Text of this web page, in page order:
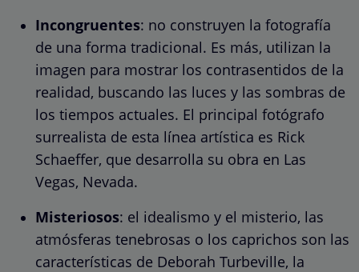
Incongruentes: no construyen la fotografía
de una forma tradicional. Es más, utilizan la
imagen para mostrar los contrasentidos de la
realidad, buscando las luces y las sombras de
los tiempos actuales. El principal fotógrafo
surrealista de esta línea artística es Rick
Schaeffer, que desarrolla su obra en Las
Vegas, Nevada.
Misteriosos: el idealismo y el misterio, las
atmósferas tenebrosas o los caprichos son las
características de Deborah Turbeville, la